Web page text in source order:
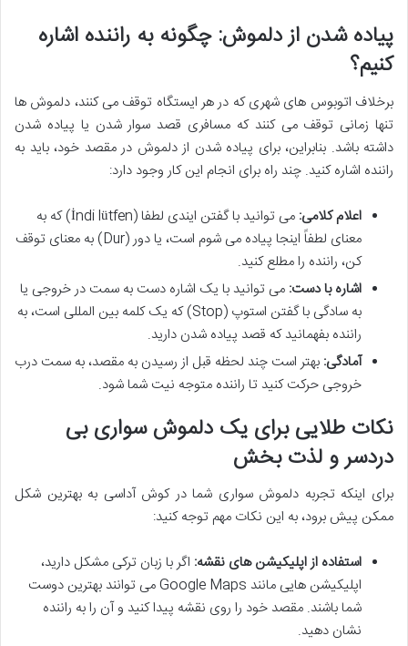
پیاده شدن از دلموش: چگونه به راننده اشاره
کنیم؟
برخلاف اتوبوس های شهری که در هر ایستگاه توقف می کنند، دلموش ها
تنها زمانی توقف می کنند که مسافری قصد سوار شدن یا پیاده شدن
داشته باشد. بنابراین، برای پیاده شدن از دلموش در مقصد خود، باید به
راننده اشاره کنید. چند راه برای انجام این کار وجود دارد:
اعلام کلامی:
می توانید با گفتن ایندی لطفا (İndi lütfen) که به
معنای لطفاً اینجا پیاده می شوم است، یا دور (Dur) به معنای توقف
کن، راننده را مطلع کنید.
اشاره با دست: می توانید با یک اشاره دست به سمت در خروجی یا
به سادگی با گفتن استوپ (Stop) که یک کلمه بین المللی است، به
راننده بفهمانید که قصد پیاده شدن دارید.
آمادگی: بهتر است چند لحظه قبل از رسیدن به مقصد، به سمت درب
خروجی حرکت کنید تا راننده متوجه نیت شما شود.
نکات طلایی برای یک دلموش سواری بی
دردسر و لذت بخش
برای اینکه تجربه دلموش سواری شما در کوش آداسی به بهترین شکل
ممکن پیش برود، به این نکات مهم توجه کنید:
استفاده از اپلیکیشن های نقشه: اگر با زبان ترکی مشکل دارید،
اپلیکیشن هایی مانند Google Maps می توانند بهترین دوست
شما باشند. مقصد خود را روی نقشه پیدا کنید و آن را به راننده
نشان دهید.